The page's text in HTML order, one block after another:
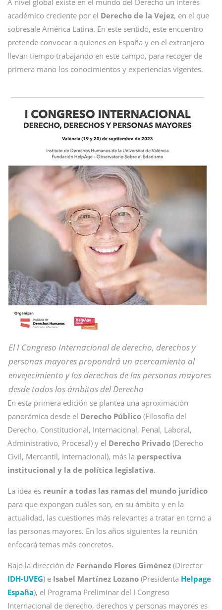
A nivel global existe en el mundo del Derecho un interés
académico creciente por el Derecho de la Vejez, en el que
sobresale América Latina. En este sentido, este encuentro
pretende convocar a quienes en España y en el extranjero
llevan tiempo trabajando en este campo, para recoger de
primera mano los conocimientos y experiencias vigentes.
El I Congreso Internacional de derecho, derechos y
personas mayores propondrá un acercamiento al
envejecimiento y los derechos de las personas mayores
desde todos los ámbitos del Derecho
En esta primera edición se plantea una aproximación
panorámica desde el Derecho Público (Filosofía del
Derecho, Constitucional, Internacional, Penal, Laboral,
Administrativo, Procesal) y el Derecho Privado (Derecho
Civil, Mercantil, Internacional), más la perspectiva
institucional y la de política legislativa.
La idea es reunir a todas las ramas del mundo jurídico
para que expongan cuáles son, en su ámbito y en la
actualidad, las cuestiones más relevantes a tratar en torno a
las personas mayores. En los años siguientes la reunión
enfocará temas más concretos.
Bajo la dirección de Fernando Flores Giménez (Director
IDH-UVEG) e Isabel Martínez Lozano (Presidenta Helpage
España), el Programa Preliminar del I Congreso
Internacional de derecho, derechos y personas mayores es